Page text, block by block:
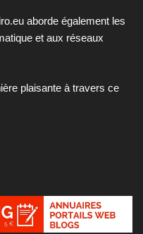
aborde également les
et aux réseaux
plaisante à travers ce